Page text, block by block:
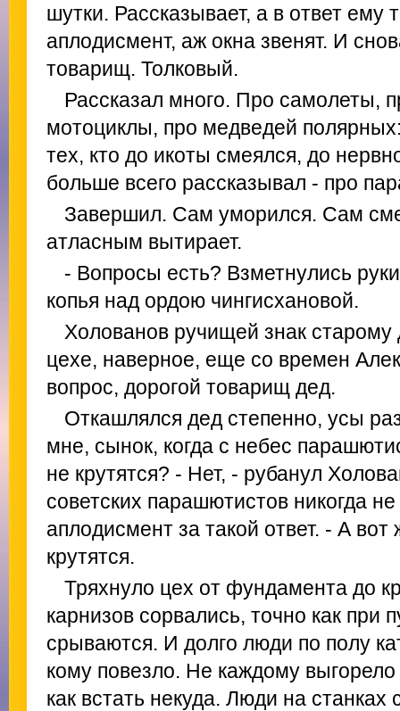
шутки. Рассказывает, а в ответ ему
аплодисмент, аж окна звенят. И
товарищ. Толковый.
Рассказал много. Про самолеты,
мотоциклы, про медведей
тех, кто до икоты смеялся, до
больше всего рассказывал - про
Завершил. Сам уморился. Сам
атласным вытирает.
- Вопросы есть? Взметнулись
копья над ордою чингисхановой.
Холованов ручищей знак старому
цехе, наверное, еще со времен
вопрос, дорогой товарищ дед.
Откашлялся дед степенно, усы
мне, сынок, когда с небес
не крутятся? - Нет, - рубанул
советских парашютистов никогда
аплодисмент за такой ответ. - А
крутятся.
Тряхнуло цех от фундамента до
карнизов сорвались, точно как при
срываются. И долго люди по полу
кому повезло. Не каждому выгорело
как встать некуда. Люди на станках